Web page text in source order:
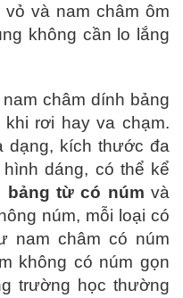
và nam châm ôm
không cần lo lắng
châm dính bảng
rơi hay va chạm.
dạng, kích thước đa
dáng, có thể kể
bảng từ có núm và
núm, mỗi loại có
nam châm có núm
không có núm gọn
trường học thường